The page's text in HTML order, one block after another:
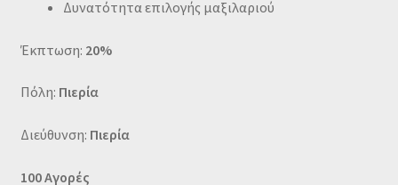
Δυνατότητα επιλογής μαξιλαριού
Έκπτωση: 20%
Πόλη: Πιερία
Διεύθυνση: Πιερία
100 Αγορές